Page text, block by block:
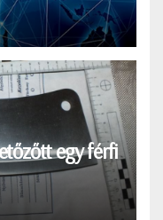
egy férfi